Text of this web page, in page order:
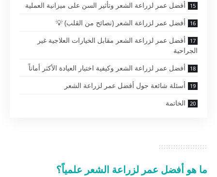
أفضل عمر لزراعة الشعر وتأثير السن على ميزانية العملية
أفضل عمر لزراعة الشعر (نصائح من القلب) 💡
أفضل عمر لزراعة الشعر مقابل الخيارات العلاجية غير
الجراحية
أفضل عمر لزراعة الشعر وكيفية اختيار العيادة الأكثر أماناً
أسئلة شائعة حول أفضل عمر لزراعة الشعر
الخاتمة
ما هو أفضل عمر لزراعة الشعر علمياً؟